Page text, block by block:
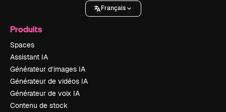
Français
Produits
Spaces
Assistant IA
Générateur d’images IA
Générateur de vidéos IA
Générateur de voix IA
Contenu de stock